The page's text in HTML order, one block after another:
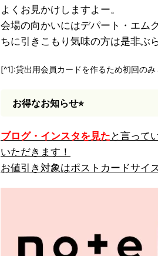
よくお見かけしますよー。
会場の向かいにはデパート・エム
ちに引きこもり気味の方は是非ぶ
[^1]:貸出用会員カードを作るため初回の
お得なお知らせ⭐︎
ブログ・インスタを見た と言って
いただきます！
お値引き対象はポストカードサイ